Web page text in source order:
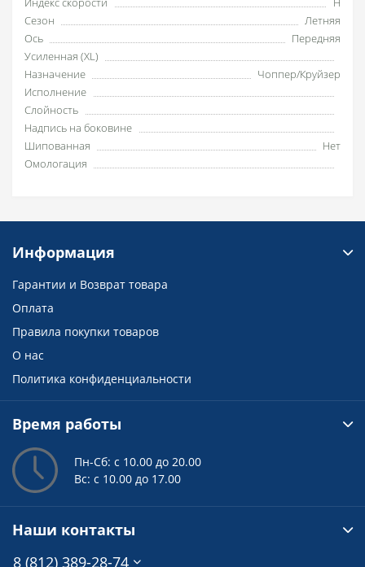
Сезон
Летняя
Ось
Передняя
Усиленная (XL)
Назначение
Чоппер/Круйзер
Исполнение
Слойность
Надпись на боковине
Шипованная
Нет
Омологация
Информация
Гарантии и Возврат товара
Оплата
Правила покупки товаров
О нас
Политика конфиденциальности
Время работы
Пн-Сб: с 10.00 до 20.00
Вс: с 10.00 до 17.00
Наши контакты
8 (812) 389-28-74